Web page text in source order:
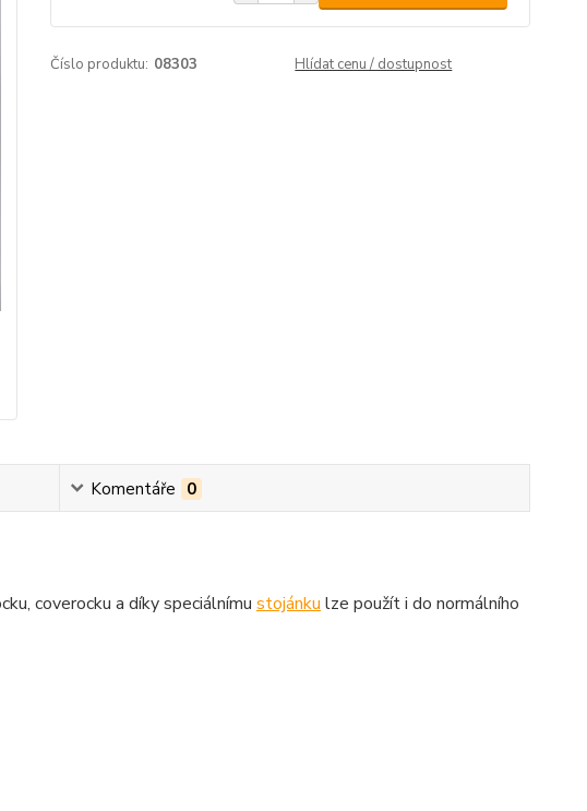
Číslo produktu: 08303 Hlídat cenu / dostupnost
Komentáře 0
coverocku a díky speciálnímu stojánku lze použít i do normálního